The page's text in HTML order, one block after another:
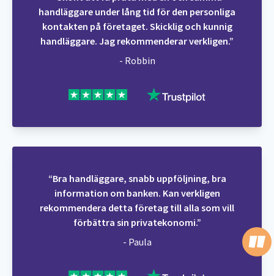
handläggare under lång tid för den personliga
kontakten på företaget. Skicklig och kunnig
handläggare. Jag rekommenderar verkligen.”
- Robbin
“Bra handläggare, snabb uppföljning, bra
information om banken. Kan verkligen
rekommendera detta företag till alla som vill
förbättra sin privatekonomi.”
- Paula